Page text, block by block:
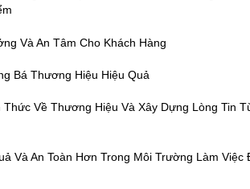
Và An Tâm Cho Khách Hàng
Bá Thương Hiệu Hiệu Quả
Về Thương Hiệu Và Xây Dựng Lòng Tin
Và An Toàn Hơn Trong Môi Trường Làm Việc